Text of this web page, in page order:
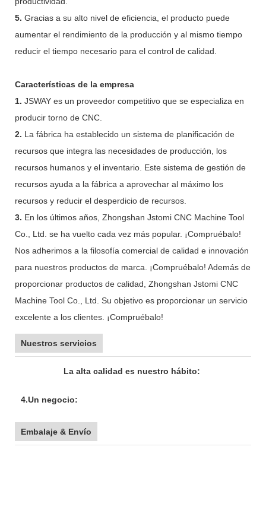
5. Gracias a su alto nivel de eficiencia, el producto puede
aumentar el rendimiento de la producción y al mismo tiempo
reducir el tiempo necesario para el control de calidad.
Características de la empresa
1. JSWAY es un proveedor competitivo que se especializa en
producir torno de CNC.
2. La fábrica ha establecido un sistema de planificación de
recursos que integra las necesidades de producción, los
recursos humanos y el inventario. Este sistema de gestión de
recursos ayuda a la fábrica a aprovechar al máximo los
recursos y reducir el desperdicio de recursos.
3. En los últimos años, Zhongshan Jstomi CNC Machine Tool
Co., Ltd. se ha vuelto cada vez más popular. ¡Compruébalo!
Nos adherimos a la filosofía comercial de calidad e innovación
para nuestros productos de marca. ¡Compruébalo! Además de
proporcionar productos de calidad, Zhongshan Jstomi CNC
Machine Tool Co., Ltd. Su objetivo es proporcionar un servicio
excelente a los clientes. ¡Compruébalo!
Nuestros servicios
La alta calidad es nuestro hábito:
4.Un negocio:
Embalaje & Envío